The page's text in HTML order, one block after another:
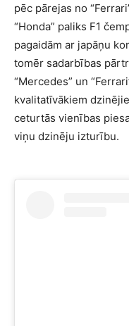
pēc pārejas no
“Honda” paliks F1
pagaidām ar japāņu
tomēr sadarbības
“Mercedes” un
kvalitatīvākiem
ceturtās vienības
viņu dzinēju izturību.